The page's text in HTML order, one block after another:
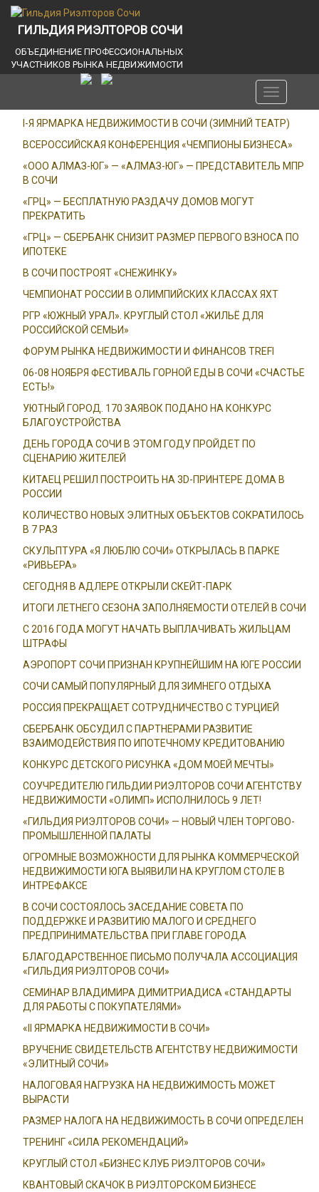
ГИЛЬДИЯ РИЭЛТОРОВ СОЧИ
ОБЪЕДИНЕНИЕ ПРОФЕССИОНАЛЬНЫХ
УЧАСТНИКОВ РЫНКА НЕДВИЖИМОСТИ
Toggle
navigation
I-Я ЯРМАРКА НЕДВИЖИМОСТИ В СОЧИ (ЗИМНИЙ ТЕАТР)
ВСЕРОССИЙСКАЯ КОНФЕРЕНЦИЯ «ЧЕМПИОНЫ БИЗНЕСА»
«ООО АЛМАЗ-ЮГ» — «АЛМАЗ-ЮГ» — ПРЕДСТАВИТЕЛЬ МПР
В СОЧИ
«ГРЦ» — БЕСПЛАТНУЮ РАЗДАЧУ ДОМОВ МОГУТ
ПРЕКРАТИТЬ
«ГРЦ» — СБЕРБАНК СНИЗИТ РАЗМЕР ПЕРВОГО ВЗНОСА ПО
ИПОТЕКЕ
В СОЧИ ПОСТРОЯТ «СНЕЖИНКУ»
ЧЕМПИОНАТ РОССИИ В ОЛИМПИЙСКИХ КЛАССАХ ЯХТ
РГР «ЮЖНЫЙ УРАЛ». КРУГЛЫЙ СТОЛ «ЖИЛЬЁ ДЛЯ
РОССИЙСКОЙ СЕМЬИ»
ФОРУМ РЫНКА НЕДВИЖИМОСТИ И ФИНАНСОВ TREFI
06-08 НОЯБРЯ ФЕСТИВАЛЬ ГОРНОЙ ЕДЫ В СОЧИ «СЧАСТЬЕ
ЕСТЬ!»
УЮТНЫЙ ГОРОД. 170 ЗАЯВОК ПОДАНО НА КОНКУРС
БЛАГОУСТРОЙСТВА
ДЕНЬ ГОРОДА СОЧИ В ЭТОМ ГОДУ ПРОЙДЕТ ПО
СЦЕНАРИЮ ЖИТЕЛЕЙ
КИТАЕЦ РЕШИЛ ПОСТРОИТЬ НА 3D-ПРИНТЕРЕ ДОМА В
РОССИИ
КОЛИЧЕСТВО НОВЫХ ЭЛИТНЫХ ОБЪЕКТОВ СОКРАТИЛОСЬ
В 7 РАЗ
СКУЛЬПТУРА «Я ЛЮБЛЮ СОЧИ» ОТКРЫЛАСЬ В ПАРКЕ
«РИВЬЕРА»
СЕГОДНЯ В АДЛЕРЕ ОТКРЫЛИ СКЕЙТ-ПАРК
ИТОГИ ЛЕТНЕГО СЕЗОНА ЗАПОЛНЯЕМОСТИ ОТЕЛЕЙ В СОЧИ
С 2016 ГОДА МОГУТ НАЧАТЬ ВЫПЛАЧИВАТЬ ЖИЛЬЦАМ
ШТРАФЫ
АЭРОПОРТ СОЧИ ПРИЗНАН КРУПНЕЙШИМ НА ЮГЕ РОССИИ
СОЧИ САМЫЙ ПОПУЛЯРНЫЙ ДЛЯ ЗИМНЕГО ОТДЫХА
РОССИЯ ПРЕКРАЩАЕТ СОТРУДНИЧЕСТВО С ТУРЦИЕЙ
СБЕРБАНК ОБСУДИЛ С ПАРТНЕРАМИ РАЗВИТИЕ
ВЗАИМОДЕЙСТВИЯ ПО ИПОТЕЧНОМУ КРЕДИТОВАНИЮ
КОНКУРС ДЕТСКОГО РИСУНКА «ДОМ МОЕЙ МЕЧТЫ»
СОУЧРЕДИТЕЛЮ ГИЛЬДИИ РИЭЛТОРОВ СОЧИ АГЕНТСТВУ
НЕДВИЖИМОСТИ «ОЛИМП» ИСПОЛНИЛОСЬ 9 ЛЕТ!
«ГИЛЬДИЯ РИЭЛТОРОВ СОЧИ» — НОВЫЙ ЧЛЕН ТОРГОВО-
ПРОМЫШЛЕННОЙ ПАЛАТЫ
ОГРОМНЫЕ ВОЗМОЖНОСТИ ДЛЯ РЫНКА КОММЕРЧЕСКОЙ
НЕДВИЖИМОСТИ ЮГА ВЫЯВИЛИ НА КРУГЛОМ СТОЛЕ В
ИНТРЕФАКСЕ
В СОЧИ СОСТОЯЛОСЬ ЗАСЕДАНИЕ СОВЕТА ПО
ПОДДЕРЖКЕ И РАЗВИТИЮ МАЛОГО И СРЕДНЕГО
ПРЕДПРИНИМАТЕЛЬСТВА ПРИ ГЛАВЕ ГОРОДА
БЛАГОДАРСТВЕННОЕ ПИСЬМО ПОЛУЧАЛА АССОЦИАЦИЯ
«ГИЛЬДИЯ РИЭЛТОРОВ СОЧИ»
СЕМИНАР ВЛАДИМИРА ДИМИТРИАДИСА «СТАНДАРТЫ
ДЛЯ РАБОТЫ С ПОКУПАТЕЛЯМИ»
«II ЯРМАРКА НЕДВИЖИМОСТИ В СОЧИ»
ВРУЧЕНИЕ СВИДЕТЕЛЬСТВ АГЕНТСТВУ НЕДВИЖИМОСТИ
«ЭЛИТНЫЙ СОЧИ»
НАЛОГОВАЯ НАГРУЗКА НА НЕДВИЖИМОСТЬ МОЖЕТ
ВЫРАСТИ
РАЗМЕР НАЛОГА НА НЕДВИЖИМОСТЬ В СОЧИ ОПРЕДЕЛЕН
ТРЕНИНГ «СИЛА РЕКОМЕНДАЦИЙ»
КРУГЛЫЙ СТОЛ «БИЗНЕС КЛУБ РИЭЛТОРОВ СОЧИ»
КВАНТОВЫЙ СКАЧОК В РИЭЛТОРСКОМ БИЗНЕСЕ